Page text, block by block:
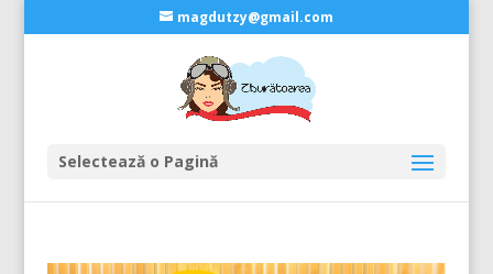
magdutzy@gmail.com
Selectează o Pagină